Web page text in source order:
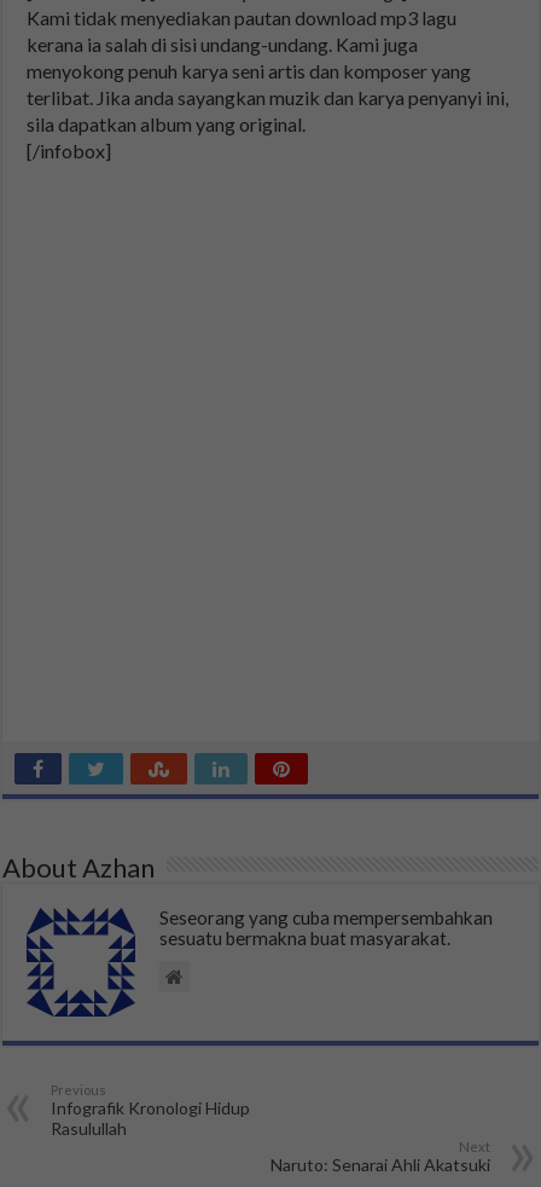
Kami tidak menyediakan pautan download mp3 lagu
kerana ia salah di sisi undang-undang. Kami juga
menyokong penuh karya seni artis dan komposer yang
terlibat. Jika anda sayangkan muzik dan karya penyanyi ini,
sila dapatkan album yang original.
[/infobox]
About Azhan
Seseorang yang cuba mempersembahkan
sesuatu bermakna buat masyarakat.
Previous
Infografik Kronologi Hidup
Rasulullah
Next
Naruto: Senarai Ahli Akatsuki